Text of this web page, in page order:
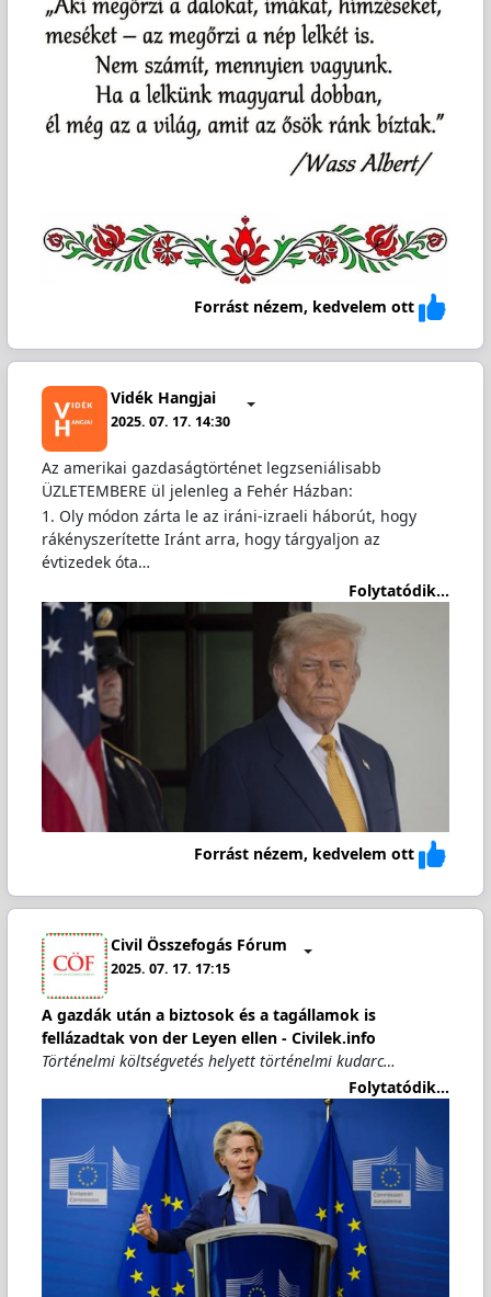
Forrást nézem, kedvelem ott
Vidék Hangjai
2025. 07. 17. 14:30
Az amerikai gazdaságtörténet legzseniálisabb
ÜZLETEMBERE ül jelenleg a Fehér Házban:
1. Oly módon zárta le az iráni-izraeli háborút, hogy
rákényszerítette Iránt arra, hogy tárgyaljon az
évtizedek óta…
Folytatódik...
Forrást nézem, kedvelem ott
Civil Összefogás Fórum
2025. 07. 17. 17:15
A gazdák után a biztosok és a tagállamok is
fellázadtak von der Leyen ellen - Civilek.info
Történelmi költségvetés helyett történelmi kudarc…
Folytatódik...